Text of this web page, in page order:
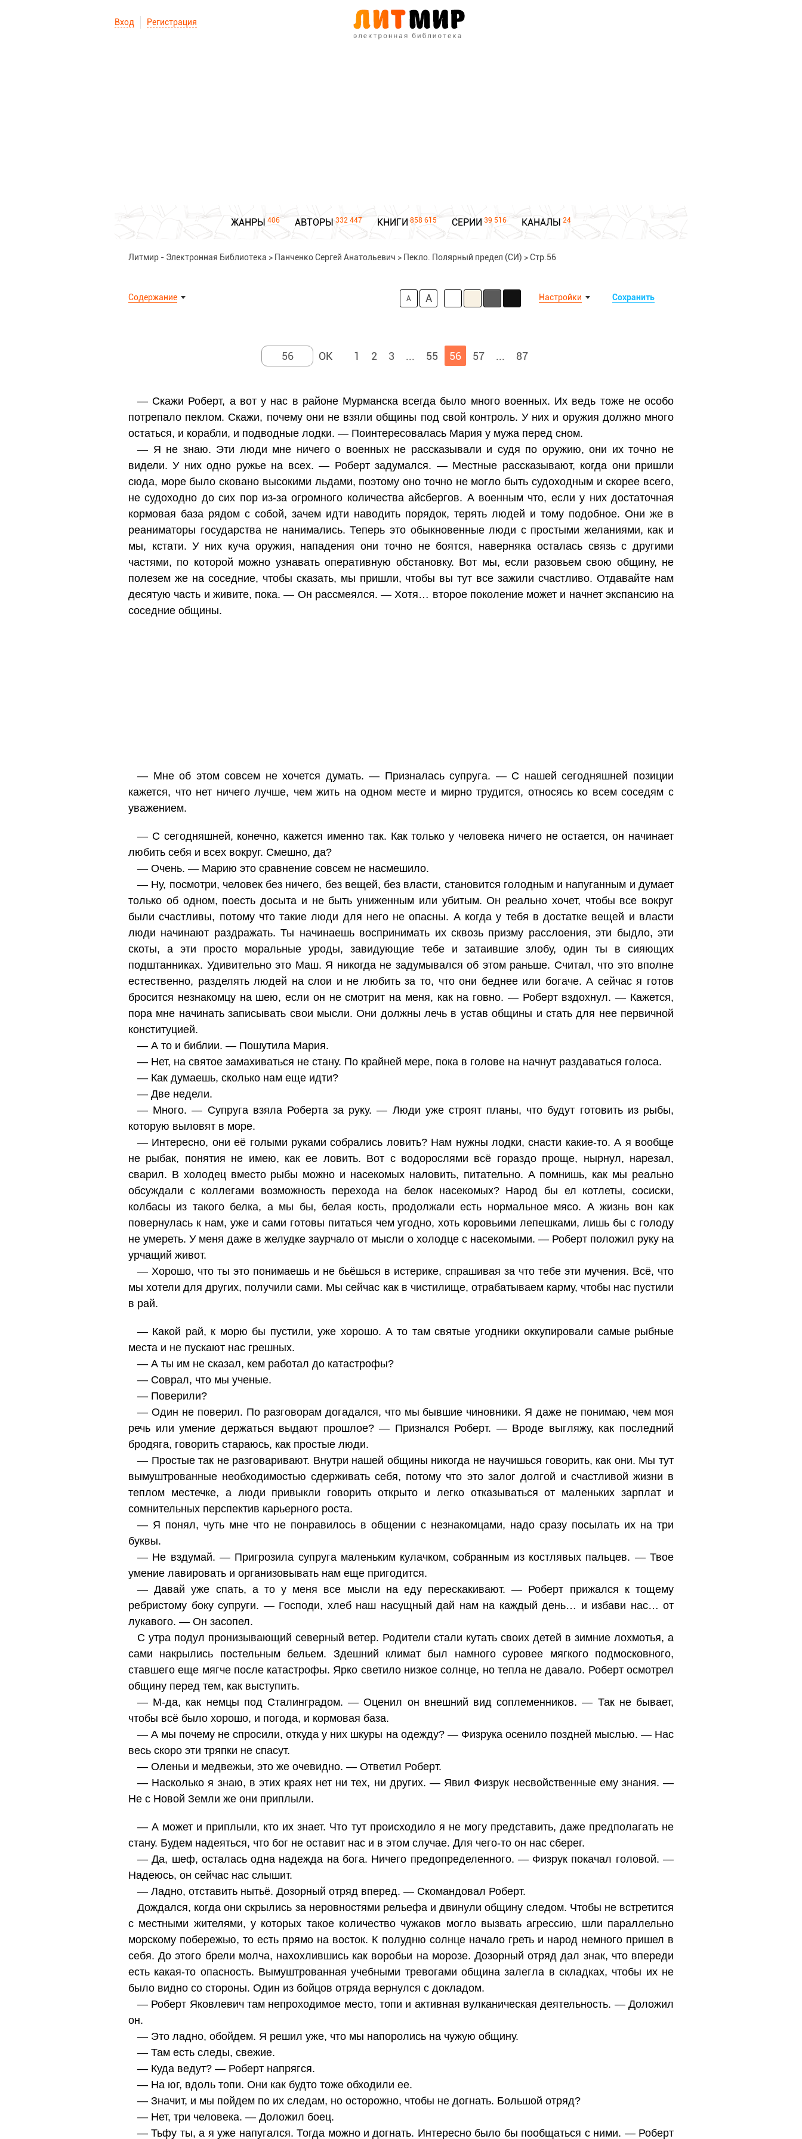
Вход Регистрация
ЖАНРЫ 406 АВТОРЫ 332 447 КНИГИ 858 615 СЕРИИ 39 516 КАНАЛЫ 24
Литмир - Электронная Библиотека > Панченко Сергей Анатольевич > Пекло. Полярный предел (СИ) >Стр.56
Содержание Сохранить
Настройки
A A
1 2 3 ... 55 56 57 ... 87
— Скажи Роберт, а вот у нас в районе Мурманска всегда было много военных. Их ведь тоже не особо
потрепало пеклом. Скажи, почему они не взяли общины под свой контроль. У них и оружия должно много
остаться, и корабли, и подводные лодки. — Поинтересовалась Мария у мужа перед сном.
— Я не знаю. Эти люди мне ничего о военных не рассказывали и судя по оружию, они их точно не
видели. У них одно ружье на всех. — Роберт задумался. — Местные рассказывают, когда они пришли
сюда, море было сковано высокими льдами, поэтому оно точно не могло быть судоходным и скорее всего,
не судоходно до сих пор из-за огромного количества айсбергов. А военным что, если у них достаточная
кормовая база рядом с собой, зачем идти наводить порядок, терять людей и тому подобное. Они же в
реаниматоры государства не нанимались. Теперь это обыкновенные люди с простыми желаниями, как и
мы, кстати. У них куча оружия, нападения они точно не боятся, наверняка осталась связь с другими
частями, по которой можно узнавать оперативную обстановку. Вот мы, если разовьем свою общину, не
полезем же на соседние, чтобы сказать, мы пришли, чтобы вы тут все зажили счастливо. Отдавайте нам
десятую часть и живите, пока. — Он рассмеялся. — Хотя… второе поколение может и начнет экспансию на
соседние общины.
— Мне об этом совсем не хочется думать. — Призналась супруга. — С нашей сегодняшней позиции
кажется, что нет ничего лучше, чем жить на одном месте и мирно трудится, относясь ко всем соседям с
уважением.
— С сегодняшней, конечно, кажется именно так. Как только у человека ничего не остается, он начинает
любить себя и всех вокруг. Смешно, да?
— Очень. — Марию это сравнение совсем не насмешило.
— Ну, посмотри, человек без ничего, без вещей, без власти, становится голодным и напуганным и думает
только об одном, поесть досыта и не быть униженным или убитым. Он реально хочет, чтобы все вокруг
были счастливы, потому что такие люди для него не опасны. А когда у тебя в достатке вещей и власти
люди начинают раздражать. Ты начинаешь воспринимать их сквозь призму расслоения, эти быдло, эти
скоты, а эти просто моральные уроды, завидующие тебе и затаившие злобу, один ты в сияющих
подштанниках. Удивительно это Маш. Я никогда не задумывался об этом раньше. Считал, что это вполне
естественно, разделять людей на слои и не любить за то, что они беднее или богаче. А сейчас я готов
бросится незнакомцу на шею, если он не смотрит на меня, как на говно. — Роберт вздохнул. — Кажется,
пора мне начинать записывать свои мысли. Они должны лечь в устав общины и стать для нее первичной
конституцией.
— А то и библии. — Пошутила Мария.
— Нет, на святое замахиваться не стану. По крайней мере, пока в голове на начнут раздаваться голоса.
— Как думаешь, сколько нам еще идти?
— Две недели.
— Много. — Супруга взяла Роберта за руку. — Люди уже строят планы, что будут готовить из рыбы,
которую выловят в море.
— Интересно, они её голыми руками собрались ловить? Нам нужны лодки, снасти какие-то. А я вообще
не рыбак, понятия не имею, как ее ловить. Вот с водорослями всё гораздо проще, нырнул, нарезал,
сварил. В холодец вместо рыбы можно и насекомых наловить, питательно. А помнишь, как мы реально
обсуждали с коллегами возможность перехода на белок насекомых? Народ бы ел котлеты, сосиски,
колбасы из такого белка, а мы бы, белая кость, продолжали есть нормальное мясо. А жизнь вон как
повернулась к нам, уже и сами готовы питаться чем угодно, хоть коровьими лепешками, лишь бы с голоду
не умереть. У меня даже в желудке заурчало от мысли о холодце с насекомыми. — Роберт положил руку на
урчащий живот.
— Хорошо, что ты это понимаешь и не бьёшься в истерике, спрашивая за что тебе эти мучения. Всё, что
мы хотели для других, получили сами. Мы сейчас как в чистилище, отрабатываем карму, чтобы нас пустили
в рай.
— Какой рай, к морю бы пустили, уже хорошо. А то там святые угодники оккупировали самые рыбные
места и не пускают нас грешных.
— А ты им не сказал, кем работал до катастрофы?
— Соврал, что мы ученые.
— Поверили?
— Один не поверил. По разговорам догадался, что мы бывшие чиновники. Я даже не понимаю, чем моя
речь или умение держаться выдают прошлое? — Признался Роберт. — Вроде выгляжу, как последний
бродяга, говорить стараюсь, как простые люди.
— Простые так не разговаривают. Внутри нашей общины никогда не научишься говорить, как они. Мы тут
вымуштрованные необходимостью сдерживать себя, потому что это залог долгой и счастливой жизни в
теплом местечке, а люди привыкли говорить открыто и легко отказываться от маленьких зарплат и
сомнительных перспектив карьерного роста.
— Я понял, чуть мне что не понравилось в общении с незнакомцами, надо сразу посылать их на три
буквы.
— Не вздумай. — Пригрозила супруга маленьким кулачком, собранным из костлявых пальцев. — Твое
умение лавировать и организовывать нам еще пригодится.
— Давай уже спать, а то у меня все мысли на еду перескакивают. — Роберт прижался к тощему
ребристому боку супруги. — Господи, хлеб наш насущный дай нам на каждый день… и избави нас… от
лукавого. — Он засопел.
С утра подул пронизывающий северный ветер. Родители стали кутать своих детей в зимние лохмотья, а
сами накрылись постельным бельем. Здешний климат был намного суровее мягкого подмосковного,
ставшего еще мягче после катастрофы. Ярко светило низкое солнце, но тепла не давало. Роберт осмотрел
общину перед тем, как выступить.
— М-да, как немцы под Сталинградом. — Оценил он внешний вид соплеменников. — Так не бывает,
чтобы всё было хорошо, и погода, и кормовая база.
— А мы почему не спросили, откуда у них шкуры на одежду? — Физрука осенило поздней мыслью. — Нас
весь скоро эти тряпки не спасут.
— Оленьи и медвежьи, это же очевидно. — Ответил Роберт.
— Насколько я знаю, в этих краях нет ни тех, ни других. — Явил Физрук несвойственные ему знания. —
Не с Новой Земли же они приплыли.
— А может и приплыли, кто их знает. Что тут происходило я не могу представить, даже предполагать не
стану. Будем надеяться, что бог не оставит нас и в этом случае. Для чего-то он нас сберег.
— Да, шеф, осталась одна надежда на бога. Ничего предопределенного. — Физрук покачал головой. —
Надеюсь, он сейчас нас слышит.
— Ладно, отставить нытьё. Дозорный отряд вперед. — Скомандовал Роберт.
Дождался, когда они скрылись за неровностями рельефа и двинули общину следом. Чтобы не встретится
с местными жителями, у которых такое количество чужаков могло вызвать агрессию, шли параллельно
морскому побережью, то есть прямо на восток. К полудню солнце начало греть и народ немного пришел в
себя. До этого брели молча, нахохлившись как воробьи на морозе. Дозорный отряд дал знак, что впереди
есть какая-то опасность. Вымуштрованная учебными тревогами община залегла в складках, чтобы их не
было видно со стороны. Один из бойцов отряда вернулся с докладом.
— Роберт Яковлевич там непроходимое место, топи и активная вулканическая деятельность. — Доложил
он.
— Это ладно, обойдем. Я решил уже, что мы напоролись на чужую общину.
— Там есть следы, свежие.
— Куда ведут? — Роберт напрягся.
— На юг, вдоль топи. Они как будто тоже обходили ее.
— Значит, и мы пойдем по их следам, но осторожно, чтобы не догнать. Большой отряд?
— Нет, три человека. — Доложил боец.
— Тьфу ты, а я уже напугался. Тогда можно и догнать. Интересно было бы пообщаться с ними. — Роберт